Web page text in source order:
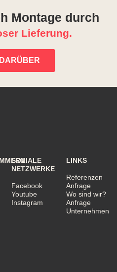
Montage durch
Lieferung.
SOZIALE
NETZWERKE
Facebook
Youtube
Instagram
LINKS
Referenzen
Anfrage
Wo sind wir?
Anfrage
Unternehmen